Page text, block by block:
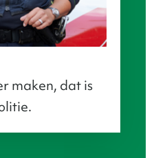
maken, dat is